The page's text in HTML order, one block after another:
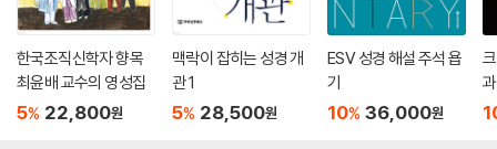
옮긴이의 말 _216
한국조직신학자 향목
최윤배 교수의 영성집
5% 22,800원
맥락이 잡히는 성경 개
관 1
5% 28,500원
ESV 성경 해설 주석 욥
기
10% 36,000원